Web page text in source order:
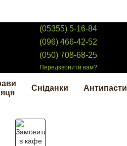
(05355) 5-16-84
(096) 466-42-52
(050) 708-68-25
Передзвонити вам?
Сніданки Антипасти